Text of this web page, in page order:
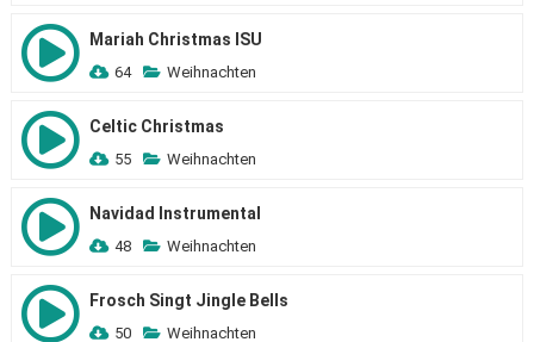
Mariah Christmas ISU
64 Weihnachten
Celtic Christmas
55 Weihnachten
Navidad Instrumental
48 Weihnachten
Frosch Singt Jingle Bells
50 Weihnachten